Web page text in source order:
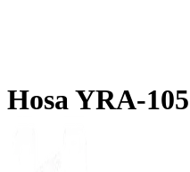
Hosa YRA-105